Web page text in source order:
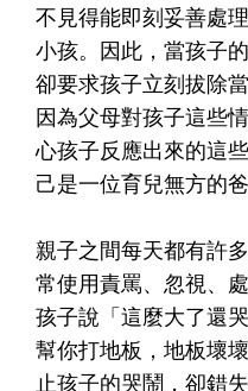
不見得能即刻妥善處
小孩。因此，當孩子
卻要求孩子立刻拔除
因為父母對孩子這些
心孩子反應出來的這
己是一位育兒無方的爸
親子之間每天都有許
常使用責罵、忽視、
孩子說「這麼大了還
幫你打地板，地板壞
止孩子的哭鬧，卻錯